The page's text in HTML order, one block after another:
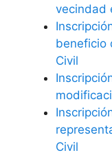
vecindad
beneficio
Civil
Civil